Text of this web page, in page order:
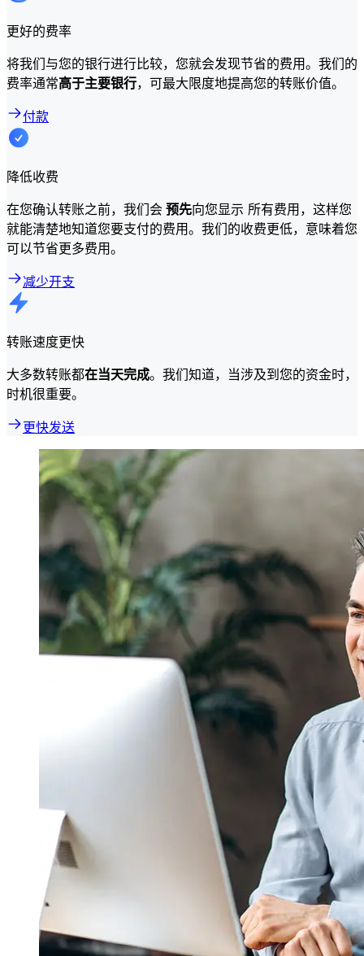
更好的费率
将我们与您的银行进行比较，您就会发现节省的费用。我们的
费率通常高于主要银行，可最大限度地提高您的转账价值。
付款
降低收费
在您确认转账之前，我们会 预先向您显示 所有费用，这样您
就能清楚地知道您要支付的费用。我们的收费更低，意味着您
可以节省更多费用。
减少开支
转账速度更快
大多数转账都在当天完成。我们知道，当涉及到您的资金时，
时机很重要。
更快发送